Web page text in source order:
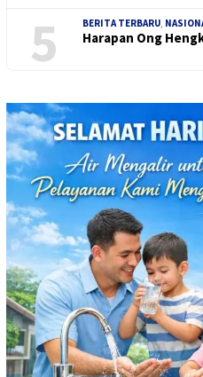
5
BERITA TERBARU,
Harapan Ong